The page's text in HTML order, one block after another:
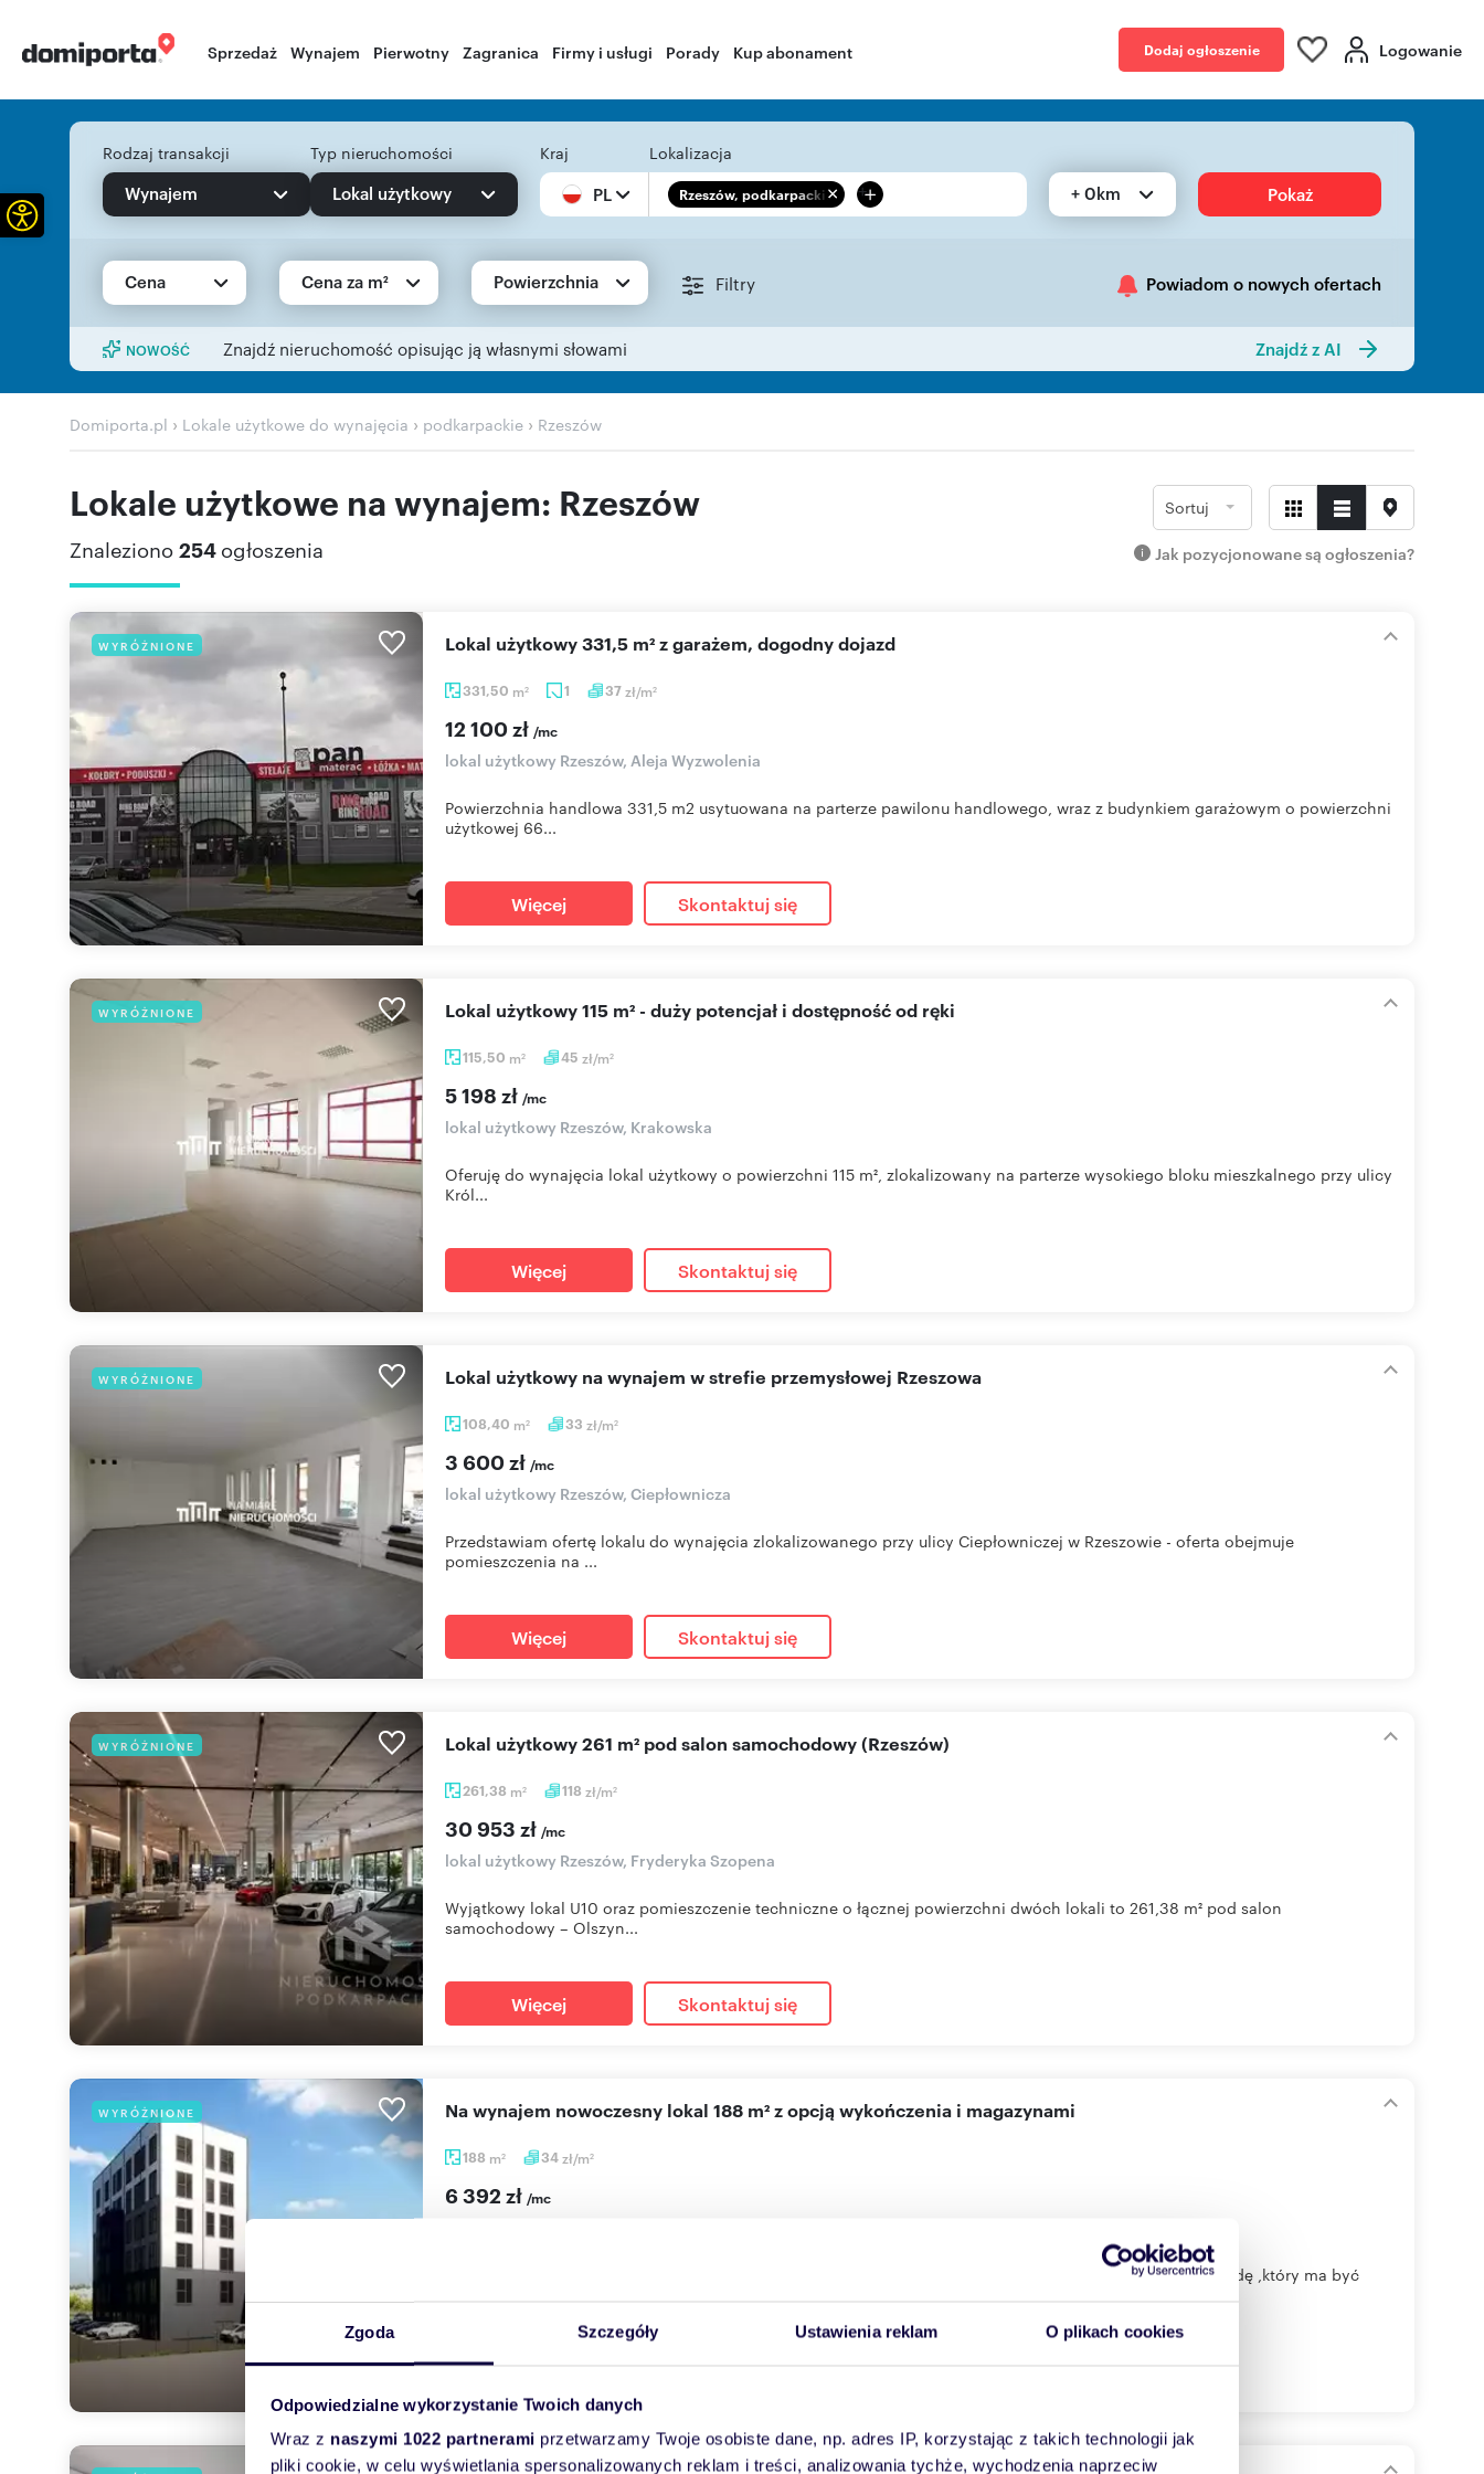
Zgoda Szczegóły Ustawienia reklam O plikach cookies
Odpowiedzialne wykorzystanie Twoich danych
Wraz z naszymi 1022 partnerami przetwarzamy Twoje osobiste dane, np. adres IP, korzystając z takich technologii jak
pliki cookie, w celu wyświetlania spersonalizowanych reklam i treści, analizowania tychże, wychodzenia naprzeciw
Sprzedaż Wynajem Pierwotny Zagranica Firmy i usługi Porady Kup abonament Dodaj ogłoszenie Logowanie
Rodzaj transakcji
Wynajem
Typ nieruchomości
Lokal użytkowy
Kraj
PL
Lokalizacja
Rzeszów, podkarpackie + + 0km Pokaż
Cena Cena za m² Powierzchnia Filtry Powiadom o nowych ofertach
NOWOŚĆ Znajdź nieruchomość opisując ją własnymi słowami Znajdź z AI
Domiporta.pl › Lokale użytkowe do wynajęcia › podkarpackie › Rzeszów
Lokale użytkowe na wynajem: Rzeszów
Znaleziono 254 ogłoszenia
Sortuj
Jak pozycjonowane są ogłoszenia?
WYRÓŻNIONE
331,50 m2 1 37zł/m2
Lokal użytkowy 331,5 m² z garażem, dogodny dojazd
12 100 zł /mc
lokal użytkowy Rzeszów, Aleja Wyzwolenia
Powierzchnia handlowa 331,5 m2 usytuowana na parterze pawilonu handlowego, wraz z budynkiem garażowym o powierzchni
użytkowej 66...
Więcej Skontaktuj się
WYRÓŻNIONE
115,50 m2 45 zł/m2
Lokal użytkowy 115 m² - duży potencjał i dostępność od ręki
5 198 zł /mc
lokal użytkowy Rzeszów, Krakowska
Oferuję do wynajęcia lokal użytkowy o powierzchni 115 m², zlokalizowany na parterze wysokiego bloku mieszkalnego przy ulicy
Król...
Więcej Skontaktuj się
WYRÓŻNIONE
108,40 m2 33 zł/m2
Lokal użytkowy na wynajem w strefie przemysłowej Rzeszowa
3 600 zł /mc
lokal użytkowy Rzeszów, Ciepłownicza
Przedstawiam ofertę lokalu do wynajęcia zlokalizowanego przy ulicy Ciepłowniczej w Rzeszowie - oferta obejmuje
pomieszczenia na ...
Więcej Skontaktuj się
WYRÓŻNIONE
261,38 m2 118 zł/m2
Lokal użytkowy 261 m² pod salon samochodowy (Rzeszów)
30 953 zł /mc
lokal użytkowy Rzeszów, Fryderyka Szopena
Wyjątkowy lokal U10 oraz pomieszczenie techniczne o łącznej powierzchni dwóch lokali to 261,38 m² pod salon
samochodowy – Olszyn...
Więcej Skontaktuj się
WYRÓŻNIONE
188 m2 34zł/m2
Na wynajem nowoczesny lokal 188 m² z opcją wykończenia i magazynami
6 392 zł /mc
Oferta dotyczy wynajmu parteru o powierzchni 188m2 pięcio -piętrowego biurowca wyposażonego w windę ,który ma być
Otwórz pasek narzędzi